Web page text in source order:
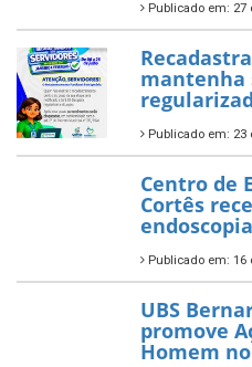
Publicado em: 27
mantenha
Publicado em: 23
Centro de
Cortês
endoscopia
Publicado em: 16
UBS
promove
Homem